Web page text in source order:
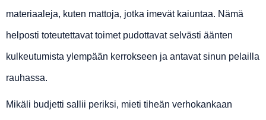
materiaaleja, kuten mattoja, jotka imevät kaiuntaa. Nämä
helposti toteutettavat toimet pudottavat selvästi äänten
kulkeutumista ylempään kerrokseen ja antavat sinun pelailla
rauhassa.
Mikäli budjetti sallii periksi, mieti tiheän verhokankaan